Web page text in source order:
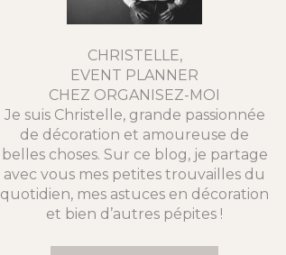
CHRISTELLE,
EVENT PLANNER
CHEZ ORGANISEZ-MOI
Je suis Christelle, grande passionnée
de décoration et amoureuse de
belles choses. Sur ce blog, je partage
avec vous mes petites trouvailles du
quotidien, mes astuces en décoration
et bien d’autres pépites !